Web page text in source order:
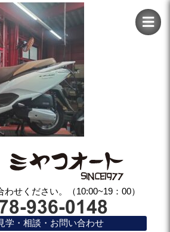
せください。（10:00~19：00）
学・相談・お問い合わせ